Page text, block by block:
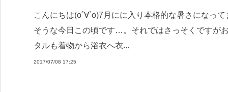
こんにちは(о´∀`о)7月にに入り本格的な暑さになっ
そうな今日この頃です…。それではさっそくですが
タルも着物から浴衣へ衣...
2017/07/08 17:25